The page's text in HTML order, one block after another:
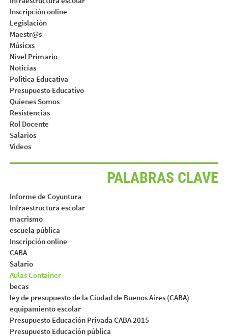
Inscripción online
Legislación
Maestr@s
Músicxs
Nivel Primario
Noticias
Política Educativa
Presupuesto Educativo
Quienes Somos
Resistencias
Rol Docente
Salarios
Videos
PALABRAS CLAVE
Informe de Coyuntura
Infraestructura escolar
macrismo
escuela pública
Inscripción online
CABA
Salario
Aulas Container
becas
ley de presupuesto de la Ciudad de Buenos Aires (CABA)
equipamiento escolar
Presupuesto Educación Privada CABA 2015
Presupuesto Educación pública